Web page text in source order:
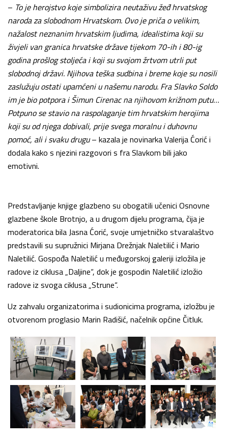
– To je herojstvo koje simbolizira neutaživu žeđ hrvatskog
naroda za slobodnom Hrvatskom. Ovo je priča o velikim,
nažalost neznanim hrvatskim ljudima, idealistima koji su
živjeli van granica hrvatske države tijekom 70-ih i 80-ig
godina prošlog stoljeća i koji su svojom žrtvom utrli put
slobodnoj državi. Njihova teška sudbina i breme koje su nosili
zaslužuju ostati upamćeni u našemu narodu. Fra Slavko Soldo
im je bio potpora i Šimun Cirenac na njihovom križnom putu…
Potpuno se stavio na raspolaganje tim hrvatskim herojima
koji su od njega dobivali, prije svega moralnu i duhovnu
pomoć, ali i svaku drugu– kazala je novinarka Valerija Ćorić i
dodala kako s njezini razgovori s fra Slavkom bili jako
emotivni.
Predstavljanje knjige glazbeno su obogatili učenici Osnovne
glazbene škole Brotnjo, a u drugom dijelu programa, čija je
moderatorica bila Jasna Ćorić, svoje umjetničko stvaralaštvo
predstavili su supružnici Mirjana Drežnjak Naletilić i Mario
Naletilić. Gospođa Naletilić u međugorskoj galeriji izložila je
radove iz ciklusa „Daljine“, dok je gospodin Naletilić izložio
radove iz svoga ciklusa „Strune“.
Uz zahvalu organizatorima i sudionicima programa, izložbu je
otvorenom proglasio Marin Radišić, načelnik općine Čitluk.